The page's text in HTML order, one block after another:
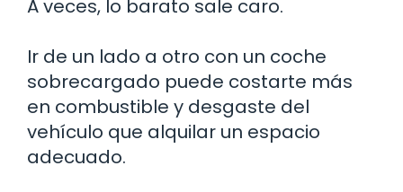
A veces, lo barato sale caro.
Ir de un lado a otro con un coche
sobrecargado puede costarte más
en combustible y desgaste del
vehículo que alquilar un espacio
adecuado.